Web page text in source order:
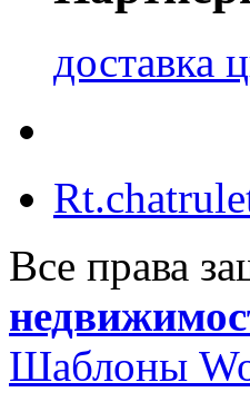
доставка
Все права
Шаблоны